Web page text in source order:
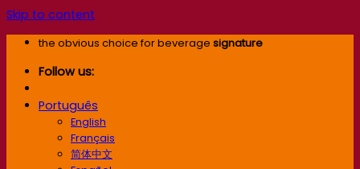
Skip to content
the obvious choice for beverage signature
Follow us:
Português
English
Français
简体中文